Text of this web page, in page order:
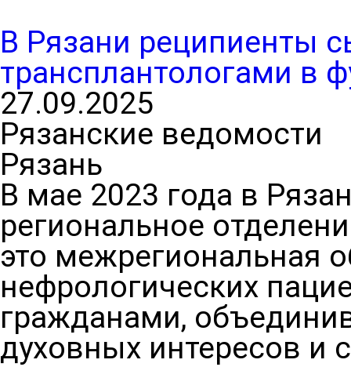
В Рязани реципиенты
трансплантологами в
27.09.2025
Рязанские ведомости
Рязань
В мае 2023 года в
региональное
это межрегиональная
нефрологических
гражданами,
духовных интересов и